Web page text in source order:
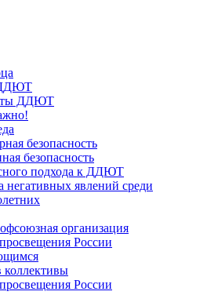
ДДЮТ
ДДЮТ
безопасность
безопасность
подхода к ДДЮТ
негативных явлений среди
организация
России
России